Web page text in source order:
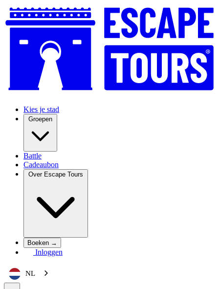
Kies je stad
Groepen
Battle
Cadeaubon
Over Escape Tours
Boeken →
Inloggen
NL